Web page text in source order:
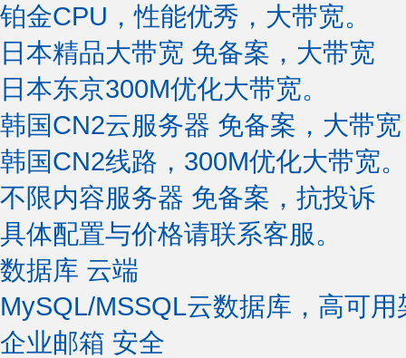
铂金CPU，性能优秀，大带宽。
日本精品大带宽 免备案，大带宽
日本东京300M优化大带宽。
韩国CN2云服务器 免备案，大带宽
韩国CN2线路，300M优化大带宽。
不限内容服务器 免备案，抗投诉
具体配置与价格请联系客服。
数据库 云端
MySQL/MSSQL云数据库，高可
企业邮箱 安全